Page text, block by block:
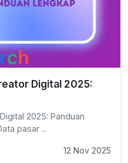
Digital 2025:
2025: Panduan
pasar ...
12 Nov 2025